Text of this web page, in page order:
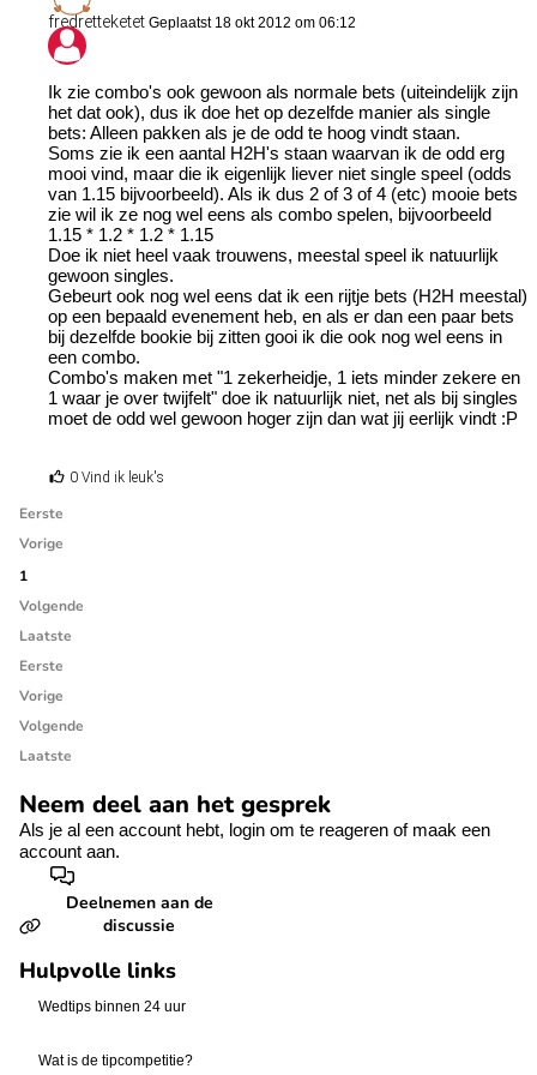
fredretteketet Geplaatst 18 okt 2012 om 06:12
Ik zie combo's ook gewoon als normale bets (uiteindelijk zijn
het dat ook), dus ik doe het op dezelfde manier als single
bets: Alleen pakken als je de odd te hoog vindt staan.
Soms zie ik een aantal H2H's staan waarvan ik de odd erg
mooi vind, maar die ik eigenlijk liever niet single speel (odds
van 1.15 bijvoorbeeld). Als ik dus 2 of 3 of 4 (etc) mooie bets
zie wil ik ze nog wel eens als combo spelen, bijvoorbeeld
1.15 * 1.2 * 1.2 * 1.15
Doe ik niet heel vaak trouwens, meestal speel ik natuurlijk
gewoon singles.
Gebeurt ook nog wel eens dat ik een rijtje bets (H2H meestal)
op een bepaald evenement heb, en als er dan een paar bets
bij dezelfde bookie bij zitten gooi ik die ook nog wel eens in
een combo.
Combo's maken met "1 zekerheidje, 1 iets minder zekere en
1 waar je over twijfelt" doe ik natuurlijk niet, net als bij singles
moet de odd wel gewoon hoger zijn dan wat jij eerlijk vindt :P
0 Vind ik leuk's
Eerste
Vorige
1
Volgende
Laatste
Eerste
Vorige
Volgende
Laatste
Neem deel aan het gesprek
Als je al een account hebt, login om te reageren of maak een
account aan.
Deelnemen aan de
discussie
Hulpvolle links
Wedtips binnen 24 uur
Wat is de tipcompetitie?